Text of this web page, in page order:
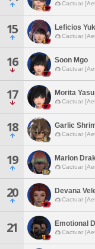
Cactuar
15 Leficios
Cactuar
16 Soon Mgo
Cactuar
17 Morita Yasu
Cactuar
18 Garlic
Cactuar
19 Marion
Cactuar
20 Devana
Cactuar
21 Emotional
Cactuar